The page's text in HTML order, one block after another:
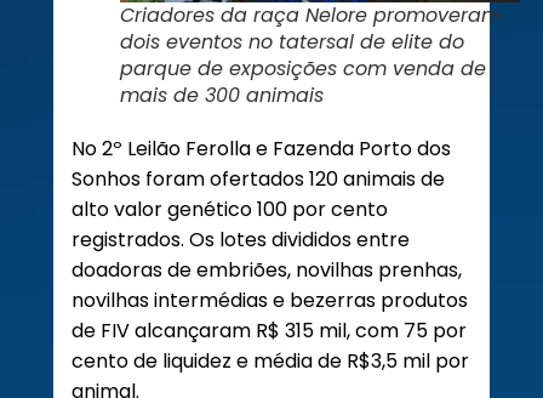
Criadores da raça Nelore promoveram
dois eventos no tatersal de elite do
parque de exposições com venda de
mais de 300 animais
No 2º Leilão Ferolla e Fazenda Porto dos
Sonhos foram ofertados 120 animais de
alto valor genético 100 por cento
registrados. Os lotes divididos entre
doadoras de embriões, novilhas prenhas,
novilhas intermédias e bezerras produtos
de FIV alcançaram R$ 315 mil, com 75 por
cento de liquidez e média de R$3,5 mil por
animal.